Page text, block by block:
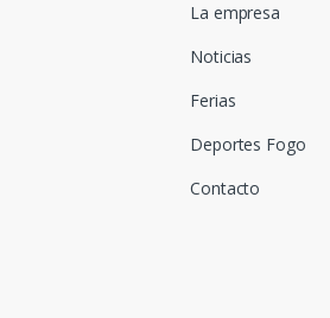
La empresa
Noticias
Ferias
Deportes Fogo
Contacto